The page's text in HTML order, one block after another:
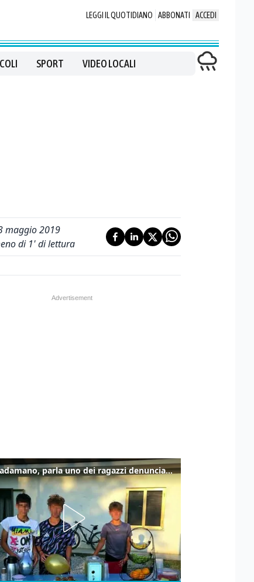
LEGGI IL QUOTIDIANO ABBONATI ACCEDI
SPORT VIDEO LOCALI
maggio 2019
di 1' di lettura
Caso Pradamano, parla uno dei ragazzi denunciati per la limonata: "Volevo anche aiutare i miei"